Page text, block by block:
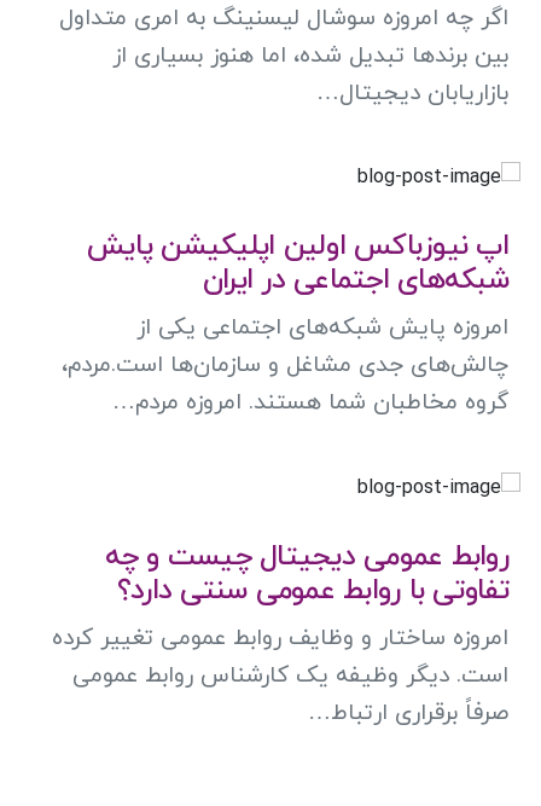
اگر چه امروزه سوشال لیسنینگ به امری متداول
بین برندها تبدیل شده، اما هنوز بسیاری از
بازاریابان دیجیتال…
اپ نیوزباکس اولین اپلیکیشن پایش
شبکه‌های اجتماعی در ایران
امروزه پایش شبکه‌های اجتماعی یکی از
چالش‌های جدی مشاغل و سازمان‌ها است.مردم،
گروه مخاطبان شما هستند. امروزه مردم…
روابط عمومی دیجیتال چیست و چه
تفاوتی با روابط عمومی سنتی دارد؟
امروزه ساختار و وظایف روابط‌ عمومی تغییر کرده‌
است. دیگر وظیفه یک کارشناس روابط‌ عمومی
صرفاً برقراری ارتباط…